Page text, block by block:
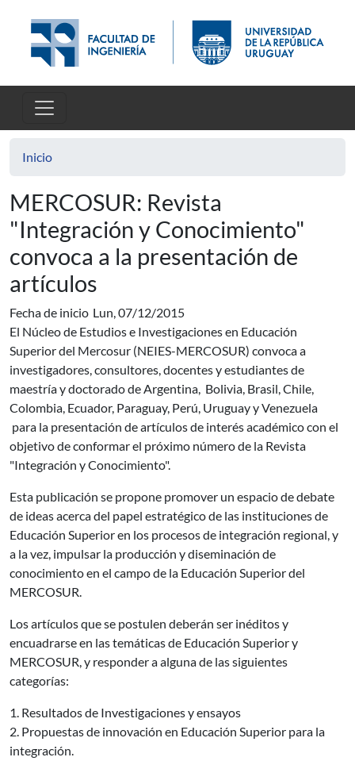
Inicio
MERCOSUR: Revista
"Integración y Conocimiento"
convoca a la presentación de
artículos
Fecha de inicio Lun, 07/12/2015
El Núcleo de Estudios e Investigaciones en Educación
Superior del Mercosur (NEIES-MERCOSUR) convoca a
investigadores, consultores, docentes y estudiantes de
maestría y doctorado de Argentina, Bolivia, Brasil, Chile,
Colombia, Ecuador, Paraguay, Perú, Uruguay y Venezuela
para la presentación de artículos de interés académico con el
objetivo de conformar el próximo número de la Revista
"Integración y Conocimiento".
Esta publicación se propone promover un espacio de debate
de ideas acerca del papel estratégico de las instituciones de
Educación Superior en los procesos de integración regional, y
a la vez, impulsar la producción y diseminación de
conocimiento en el campo de la Educación Superior del
MERCOSUR.
Los artículos que se postulen deberán ser inéditos y
encuadrarse en las temáticas de Educación Superior y
MERCOSUR, y responder a alguna de las siguientes
categorías:
1. Resultados de Investigaciones y ensayos
2. Propuestas de innovación en Educación Superior para la
integración.